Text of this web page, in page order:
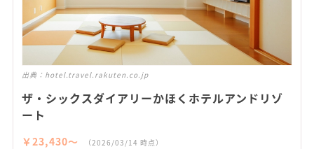
出典： hotel.travel.rakuten.co.jp
ザ・シックスダイアリーかほくホテルアンドリゾ
ート
￥23,430〜 （2026/03/14 時点）